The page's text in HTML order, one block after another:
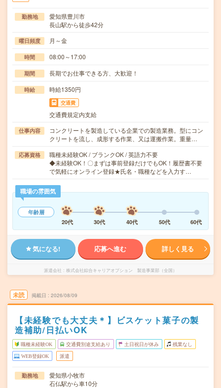
勤務地
愛知県豊川市
長山駅から徒歩42分
曜日頻度 月～金
時間 08:00～17:00
期間 長期でお仕事できる方、大歓迎！
時給 時給1350円
交通費
交通費規定内支給
仕事内容
コンクリートを製造している企業での製造業務。型にコン
クリートを流し、成形する作業、又は運搬作業。重量…
応募資格
職種未経験OK / ブランクOK / 英語力不要
◆未経験OK！〇まずは事前登録だけでもOK！履歴書不要
で気軽にオンライン登録★氏名・職種などを入力す…
職場の雰囲気
年齢層
20代
30代 40代 50代 60代
気になる! 応募へ進む 詳しく見る
派遣会社 株式会社綜合キャリアオプション 製造事業部（全国）
未読 掲載日 2026/08/09
【未経験でも大丈夫＊】ビスケット菓子の製
造補助/日払いOK
職種未経験OK 交通費別途支給あり 土日祝日が休み 残業なし
WEB登録OK 派遣
勤務地
愛知県小牧市
石仏駅から車10分